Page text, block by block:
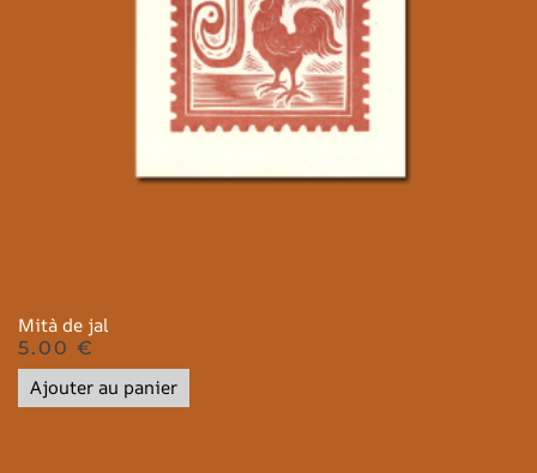
Mità de jal
5.00 €
Ajouter au panier